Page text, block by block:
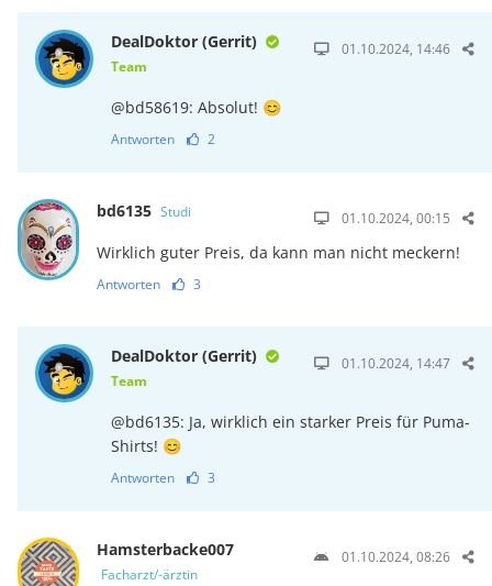
DealDoktor (Gerrit)
Team
01.10.2024, 14:46
@bd58619: Absolut! 😊
Antworten 2
bd6135 Studi 01.10.2024, 00:15
Wirklich guter Preis, da kann man nicht meckern!
Antworten 3
DealDoktor (Gerrit)
Team
01.10.2024, 14:47
@bd6135: Ja, wirklich ein starker Preis für Puma-
Shirts! 😊
Antworten 3
Hamsterbacke007
Facharzt/-ärztin
01.10.2024, 08:26